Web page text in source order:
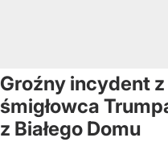
Groźny incydent z
śmigłowca
z Białego Domu